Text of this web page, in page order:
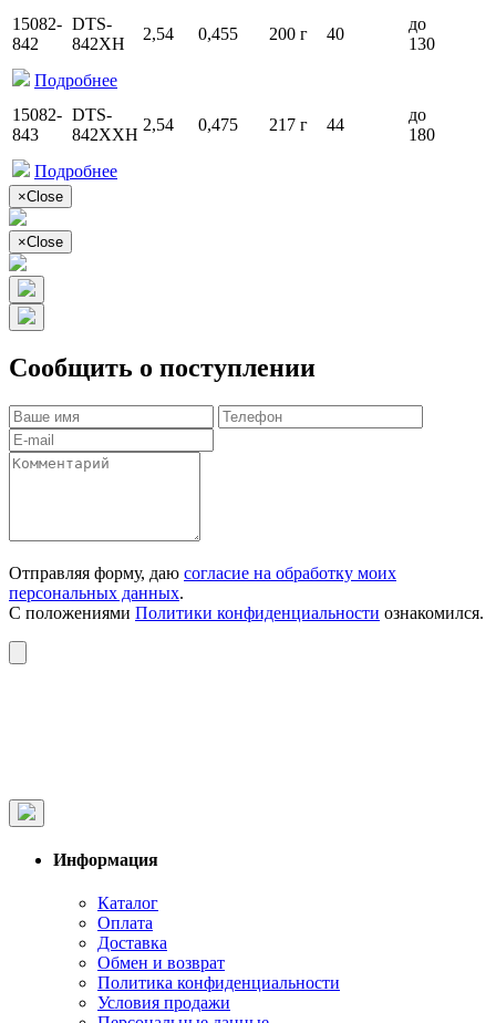
15082-
842
DTS-
842XH
2,54 0,455 200 г 40
до
130
Подробнее
15082-
843
DTS-
842XXH
2,54 0,475 217 г 44
до
180
Подробнее
×Close
×Close
Сообщить о поступлении
Отправляя форму, даю согласие на обработку моих
персональных данных.
С положениями Политики конфиденциальности ознакомился.
Информация
Каталог
Оплата
Доставка
Обмен и возврат
Политика конфиденциальности
Условия продажи